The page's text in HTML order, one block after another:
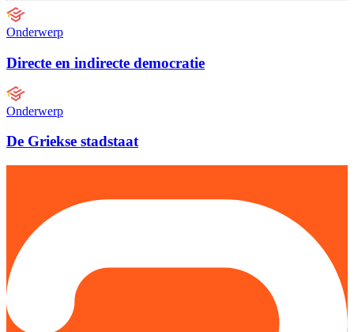
Onderwerp
Directe en indirecte democratie
Onderwerp
De Griekse stadstaat